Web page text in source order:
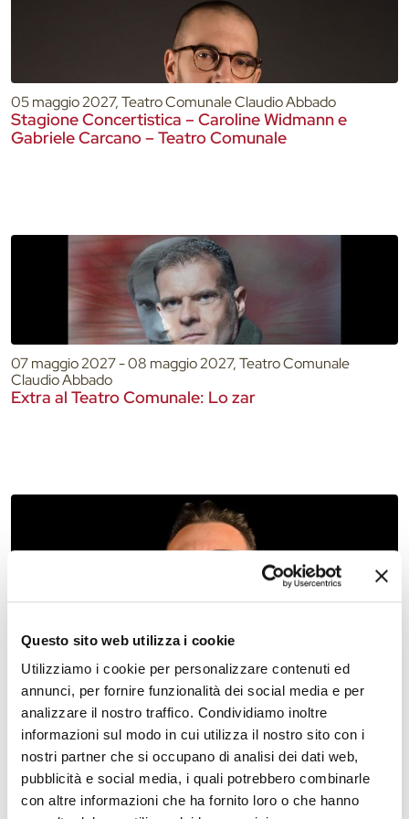
Questo sito web utilizza i cookie
Utilizziamo i cookie per personalizzare contenuti ed
annunci, per fornire funzionalità dei social media e per
analizzare il nostro traffico. Condividiamo inoltre
informazioni sul modo in cui utilizza il nostro sito con i
nostri partner che si occupano di analisi dei dati web,
pubblicità e social media, i quali potrebbero combinarle
con altre informazioni che ha fornito loro o che hanno
05 maggio 2027, Teatro Comunale Claudio Abbado
Stagione Concertistica – Caroline Widmann e
Gabriele Carcano – Teatro Comunale
07 maggio 2027 - 08 maggio 2027, Teatro Comunale
Claudio Abbado
Extra al Teatro Comunale: Lo zar
Come rialzarsi e tornare a sorridere – Spettacolo e
cultura – Teatro Nuovo